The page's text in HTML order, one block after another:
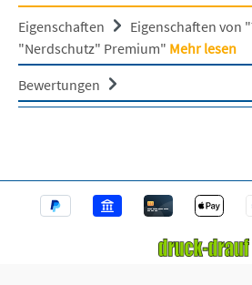
Eigenschaften
Eigenschaften von
"Nerdschutz" Premium" Mehr lesen
Bewertungen